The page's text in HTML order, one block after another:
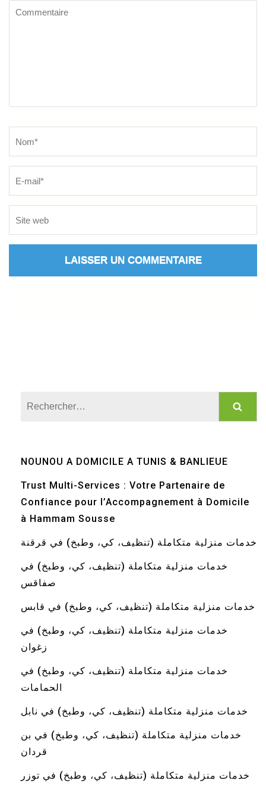
Commentaire
NOUNOU A DOMICILE A TUNIS & BANLIEUE
Trust Multi-Services : Votre Partenaire de
Confiance pour l’Accompagnement à Domicile
à Hammam Sousse
خدمات منزلية متكاملة (تنظيف، كي، وطبخ) في قرقنة
خدمات منزلية متكاملة (تنظيف، كي، وطبخ) في
صفاقس
خدمات منزلية متكاملة (تنظيف، كي، وطبخ) في قابس
خدمات منزلية متكاملة (تنظيف، كي، وطبخ) في
زغوان
خدمات منزلية متكاملة (تنظيف، كي، وطبخ) في
الحمامات
خدمات منزلية متكاملة (تنظيف، كي، وطبخ) في نابل
خدمات منزلية متكاملة (تنظيف، كي، وطبخ) في بن
قردان
خدمات منزلية متكاملة (تنظيف، كي، وطبخ) في توزر